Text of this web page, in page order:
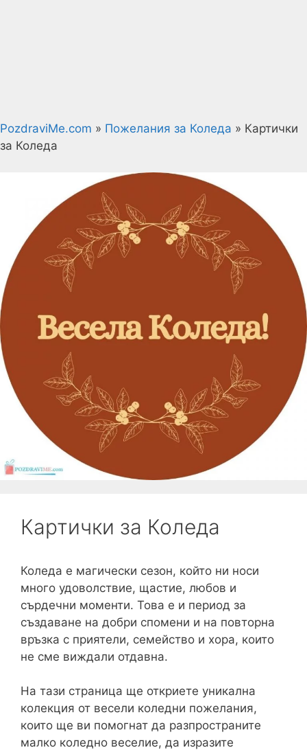
PozdraviMe.com » Пожелания за Коледа » Картички
за Коледа
Картички за Коледа
Коледа е магически сезон, който ни носи
много удоволствие, щастие, любов и
сърдечни моменти. Това е и период за
създаване на добри спомени и на повторна
връзка с приятели, семейство и хора, които
не сме виждали отдавна.
На тази страница ще откриете уникална
колекция от весели коледни пожелания,
които ще ви помогнат да разпространите
малко коледно веселие, да изразите